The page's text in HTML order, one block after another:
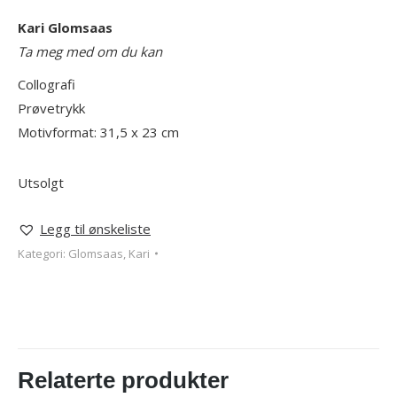
Kari Glomsaas
Ta meg med om du kan
Collografi
Prøvetrykk
Motivformat: 31,5 x 23 cm
Utsolgt
Legg til ønskeliste
Kategori: Glomsaas, Kari
Relaterte produkter